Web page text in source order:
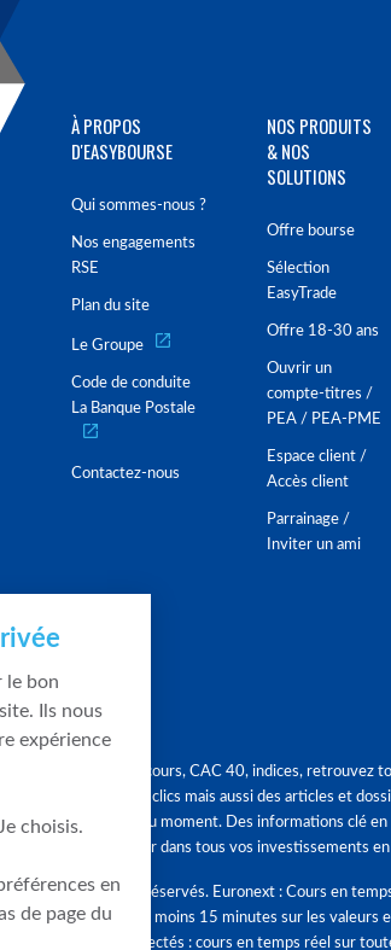
À PROPOS
D'EASYBOURSE
Qui sommes-nous ?
Nos engagements
RSE
Plan du site
Le Groupe
Code de conduite
La Banque Postale
Contactez-nous
NOS PRODUITS
& NOS
SOLUTIONS
Offre bourse
Sélection
EasyTrade
Offre 18-30 ans
Ouvrir un
compte-titres /
PEA / PEA-PME
Espace client /
Accès client
Parrainage /
Inviter un ami
Graphique, cours, CAC 40, indices, retrouvez
en quelques clics mais aussi des articles et
tendances du moment. Des informations clé en
accompagner dans tous vos investissements
Tous droits réservés. Euronext : Cours en
différés d'au moins 15 minutes sur les valeurs
clients connectés : cours en temps réel sur
le bon
Ils nous
expérience
choisis.
en
de page du